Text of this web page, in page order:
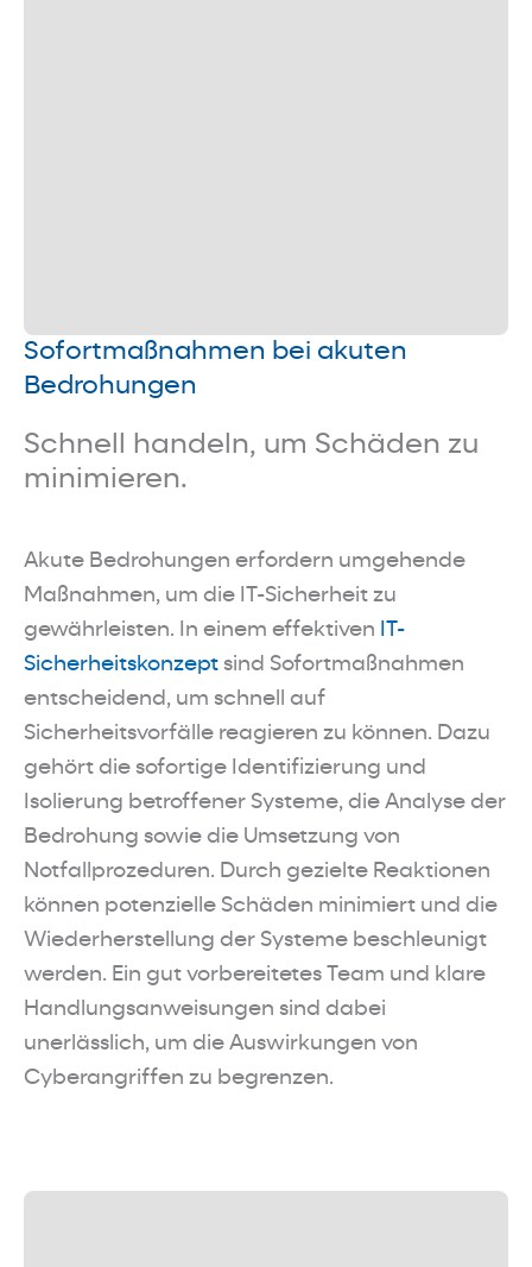
Sofortmaßnahmen bei akuten
Bedrohungen
Schnell handeln, um Schäden zu
minimieren.
Akute Bedrohungen erfordern umgehende
Maßnahmen, um die IT-Sicherheit zu
gewährleisten. In einem effektiven IT-
Sicherheitskonzept sind Sofortmaßnahmen
entscheidend, um schnell auf
Sicherheitsvorfälle reagieren zu können. Dazu
gehört die sofortige Identifizierung und
Isolierung betroffener Systeme, die Analyse der
Bedrohung sowie die Umsetzung von
Notfallprozeduren. Durch gezielte Reaktionen
können potenzielle Schäden minimiert und die
Wiederherstellung der Systeme beschleunigt
werden. Ein gut vorbereitetes Team und klare
Handlungsanweisungen sind dabei
unerlässlich, um die Auswirkungen von
Cyberangriffen zu begrenzen.